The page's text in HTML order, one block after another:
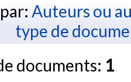
Auteurs ou
type de
documents: 1